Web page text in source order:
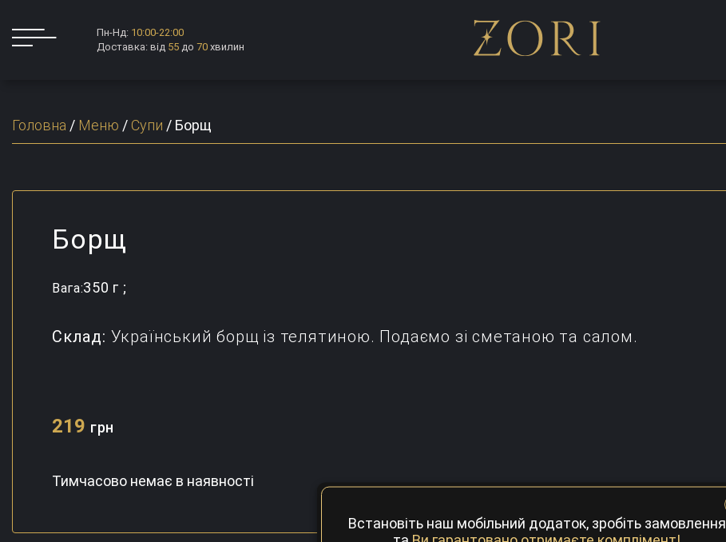
Пн-Нд: 10:00-22:00
Доставка: від 55 до 70 хвилин
Головна / Меню / Супи / Борщ
Борщ
Вага:350 г ;
Склад: Український борщ із телятиною. Подаємо зі сметаною та салом.
219 грн
Тимчасово немає в наявності
Встановіть наш мобільний додаток, зробіть замовлення